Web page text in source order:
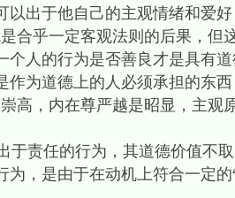
以出于他自己的主观情绪和爱
合乎一定客观法则的后果，但
个人的行为是否善良才是具有
作为道德上的人必须承担的东
高，内在尊严越是昭显，主观
责任的行为，其道德价值不
为，是由于在动机上符合一定